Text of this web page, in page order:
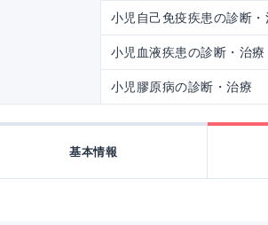
小児自己免疫疾患の診断・
小児血液疾患の診断・治療
小児膠原病の診断・治療
基本情報